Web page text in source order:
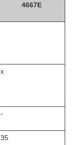
4667E
x
-
35